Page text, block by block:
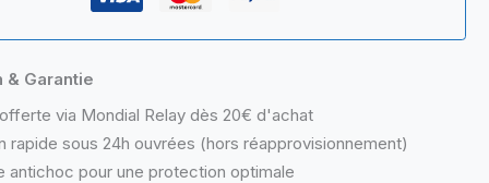
& Garantie
via Mondial Relay dès 20€ d'achat
rapide sous 24h ouvrées (hors réapprovisionnement)
antichoc pour une protection optimale